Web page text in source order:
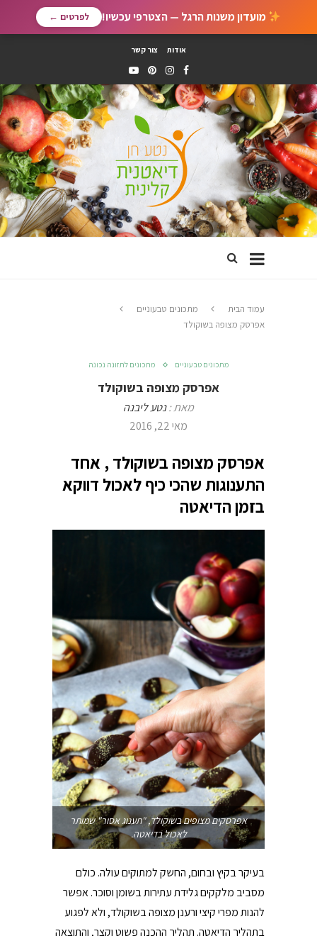
מועדון משנות הרגל — הצטרפי עכשיו! לפרטים ←
אודות צור קשר
עמוד הבית
מתכונים טבעוניים
אפרסק מצופה בשוקולד
מתכונים טבעוניים מתכונים לתזונה נכונה
אפרסק מצופה בשוקולד
מאת :נטע ליבנה
מאי 22, 2016
אפרסק מצופה בשוקולד , אחד
התענוגות שהכי כיף לאכול דווקא
בזמן הדיאטה
אפרסקים מצופים בשוקולד, "תענוג אסור" שמותר
לאכול בדיאטה.
בעיקר בקיץ ובחום, החשק למתוקים עולה. כולם
מסביב מלקקים גלידת עתירות בשומן וסוכר. אפשר
להנות מפרי קיצי ורענן מצופה בשוקולד, ולא לפגוע
בתהליך הדיאטה. תהליך ההכנה פשוט וקצר, והתוצאה